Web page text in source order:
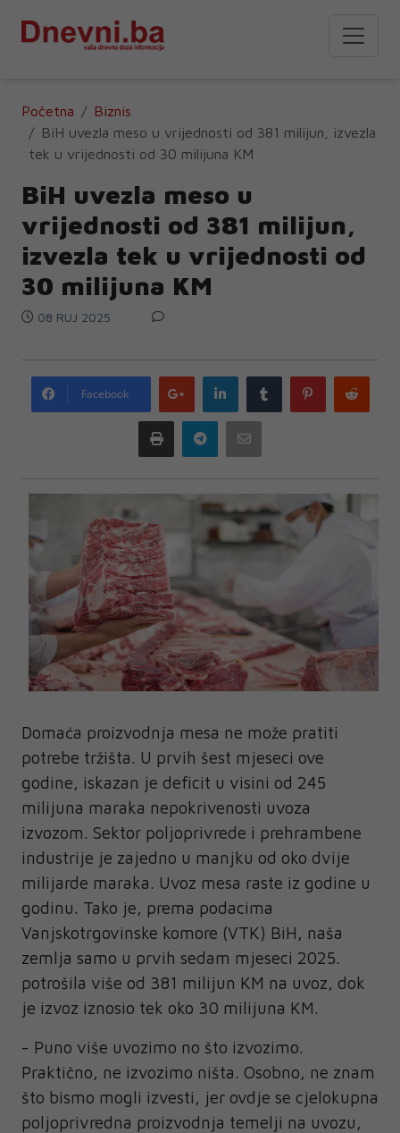
Početna
Biznis
BiH uvezla meso u vrijednosti od 381 milijun, izvezla
tek u vrijednosti od 30 milijuna KM
BiH uvezla meso u
vrijednosti od 381 milijun,
izvezla tek u vrijednosti od
30 milijuna KM
08 RUJ 2025
Facebook
Google
plus
LinkedIn Tumblr Pinterest
Print Telegram
Domaća proizvodnja mesa ne može pratiti
potrebe tržišta. U prvih šest mjeseci ove
godine, iskazan je deficit u visini od 245
milijuna maraka nepokrivenosti uvoza
izvozom. Sektor poljoprivrede i prehrambene
industrije je zajedno u manjku od oko dvije
milijarde maraka. Uvoz mesa raste iz godine u
godinu. Tako je, prema podacima
Vanjskotrgovinske komore (VTK) BiH, naša
zemlja samo u prvih sedam mjeseci 2025.
potrošila više od 381 milijun KM na uvoz, dok
je izvoz iznosio tek oko 30 milijuna KM.
- Puno više uvozimo no što izvozimo.
Praktično, ne izvozimo ništa. Osobno, ne znam
što bismo mogli izvesti, jer ovdje se cjelokupna
poljoprivredna proizvodnja temelji na uvozu,